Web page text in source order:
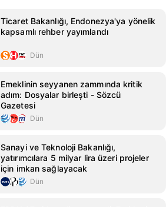
Ticaret Bakanlığı, Endonezya'ya yönelik
kapsamlı rehber yayımlandı
Dün
Emeklinin seyyanen zammında kritik
adım: Dosyalar birleşti - Sözcü
Gazetesi
Dün
Sanayi ve Teknoloji Bakanlığı,
yatırımcılara 5 milyar lira üzeri projeler
için imkan sağlayacak
Dün